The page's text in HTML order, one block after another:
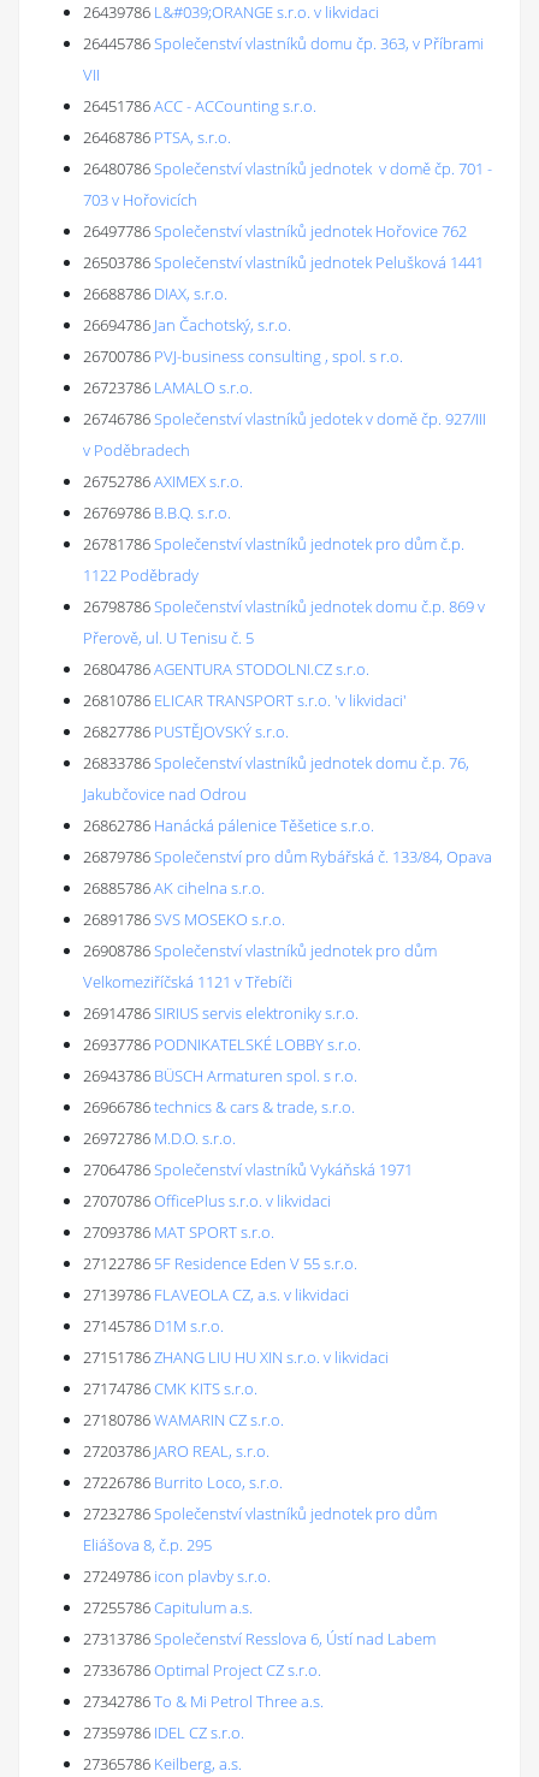
26439786 L&#039;ORANGE s.r.o. v likvidaci
26445786Společenství vlastníků domu čp. 363, v Příbrami
VII
26451786ACC - ACCounting s.r.o.
26468786 PTSA, s.r.o.
26480786Společenství vlastníků jednotek v domě čp. 701 -
703 v Hořovicích
26497786Společenství vlastníků jednotek Hořovice 762
26503786Společenství vlastníků jednotek Pelušková 1441
26688786 DIAX, s.r.o.
26694786 Jan Čachotský, s.r.o.
26700786 PVJ-business consulting , spol. s r.o.
26723786 LAMALO s.r.o.
26746786Společenství vlastníků jedotek v domě čp. 927/III
v Poděbradech
26752786AXIMEX s.r.o.
26769786 B.B.Q. s.r.o.
26781786Společenství vlastníků jednotek pro dům č.p.
1122 Poděbrady
26798786Společenství vlastníků jednotek domu č.p. 869 v
Přerově, ul. U Tenisu č. 5
26804786AGENTURA STODOLNI.CZ s.r.o.
26810786 ELICAR TRANSPORT s.r.o. 'v likvidaci'
26827786 PUSTĚJOVSKÝ s.r.o.
26833786Společenství vlastníků jednotek domu č.p. 76,
Jakubčovice nad Odrou
26862786 Hanácká pálenice Těšetice s.r.o.
26879786Společenství pro dům Rybářská č. 133/84, Opava
26885786AK cihelna s.r.o.
26891786SVS MOSEKO s.r.o.
26908786Společenství vlastníků jednotek pro dům
Velkomeziříčská 1121 v Třebíči
26914786SIRIUS servis elektroniky s.r.o.
26937786 PODNIKATELSKÉ LOBBY s.r.o.
26943786 BÜSCH Armaturen spol. s r.o.
26966786technics & cars & trade, s.r.o.
26972786 M.D.O. s.r.o.
27064786Společenství vlastníků Vykáňská 1971
27070786OfficePlus s.r.o. v likvidaci
27093786 MAT SPORT s.r.o.
27122786 5F Residence Eden V 55 s.r.o.
27139786 FLAVEOLA CZ, a.s. v likvidaci
27145786 D1M s.r.o.
27151786ZHANG LIU HU XIN s.r.o. v likvidaci
27174786CMK KITS s.r.o.
27180786WAMARIN CZ s.r.o.
27203786 JARO REAL, s.r.o.
27226786 Burrito Loco, s.r.o.
27232786Společenství vlastníků jednotek pro dům
Eliášova 8, č.p. 295
27249786 icon plavby s.r.o.
27255786Capitulum a.s.
27313786Společenství Resslova 6, Ústí nad Labem
27336786Optimal Project CZ s.r.o.
27342786To & Mi Petrol Three a.s.
27359786 IDEL CZ s.r.o.
27365786 Keilberg, a.s.